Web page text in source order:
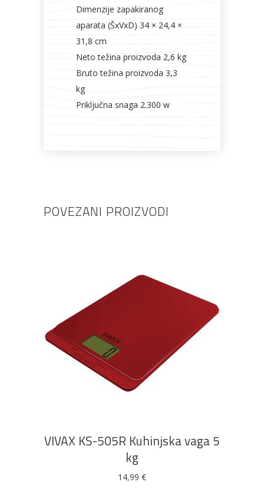
Dimenzije zapakiranog
aparata (ŠxVxD) 34 × 24,4 ×
31,8 cm
Neto težina proizvoda 2,6 kg
Bruto težina proizvoda 3,3
kg
Priključna snaga 2.300 w
POVEZANI PROIZVODI
DODAJ U KOŠARICU
VIVAX KS-505R Kuhinjska vaga 5
kg
14,99 €